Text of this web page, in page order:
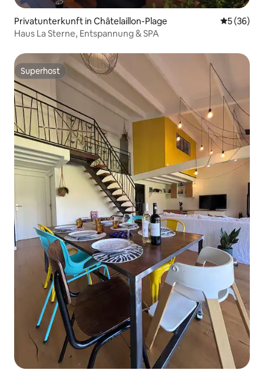
Privatunterkunft in Châtelaillon-Plage
5 (36)
Haus La Sterne, Entspannung & SPA
Superhost
Superhost